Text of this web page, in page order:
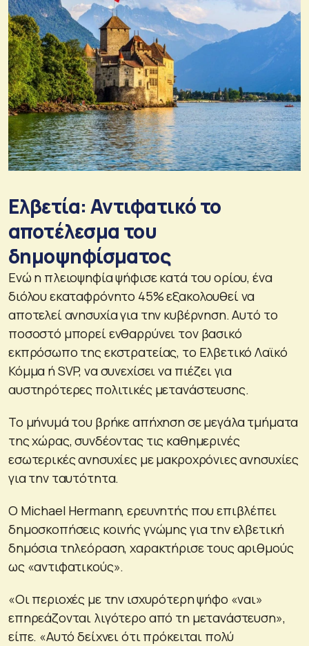
Ελβετία: Αντιφατικό το
αποτέλεσμα του
δημοψηφίσματος
Ενώ η πλειοψηφία ψήφισε κατά του ορίου, ένα
διόλου εκαταφρόνητο 45% εξακολουθεί να
αποτελεί ανησυχία για την κυβέρνηση. Αυτό το
ποσοστό μπορεί ενθαρρύνει τον βασικό
εκπρόσωπο της εκστρατείας, το Ελβετικό Λαϊκό
Κόμμα ή SVP, να συνεχίσει να πιέζει για
αυστηρότερες πολιτικές μετανάστευσης.
Το μήνυμά του βρήκε απήχηση σε μεγάλα τμήματα
της χώρας, συνδέοντας τις καθημερινές
εσωτερικές ανησυχίες με μακροχρόνιες ανησυχίες
για την ταυτότητα.
Ο Michael Hermann, ερευνητής που επιβλέπει
δημοσκοπήσεις κοινής γνώμης για την ελβετική
δημόσια τηλεόραση, χαρακτήρισε τους αριθμούς
ως «αντιφατικούς».
«Οι περιοχές με την ισχυρότερη ψήφο «ναι»
επηρεάζονται λιγότερο από τη μετανάστευση»,
είπε. «Αυτό δείχνει ότι πρόκειται πολύ